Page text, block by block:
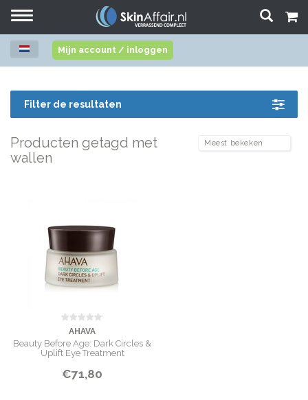
Toggle
Mijn account / inloggen
Filter de resultaten
Producten getagd met
wallen
AHAVA
Beauty Before Age: Dark Circles &
Uplift Eye Treatment
€71,80